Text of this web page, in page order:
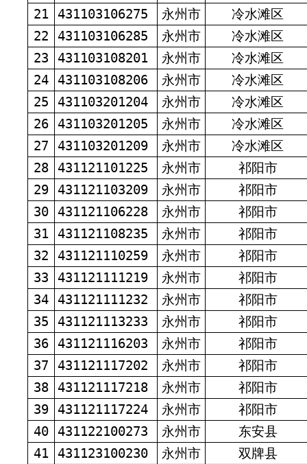
21
431103106275 永州市
冷水滩区
22
431103106285 永州市
冷水滩区
23
431103108201 永州市
冷水滩区
24
431103108206 永州市
冷水滩区
25
431103201204 永州市
冷水滩区
26
431103201205 永州市
冷水滩区
27
431103201209 永州市
冷水滩区
28
431121101225 永州市
祁阳市
29
431121103209 永州市
祁阳市
30
431121106228 永州市
祁阳市
31
431121108235 永州市
祁阳市
32
431121110259 永州市
祁阳市
33
431121111219 永州市
祁阳市
34
431121111232 永州市
祁阳市
35
431121113233 永州市
祁阳市
36
431121116203 永州市
祁阳市
37
431121117202 永州市
祁阳市
38
431121117218 永州市
祁阳市
39
431121117224 永州市
祁阳市
40
431122100273 永州市
东安县
41
431123100230 永州市
双牌县